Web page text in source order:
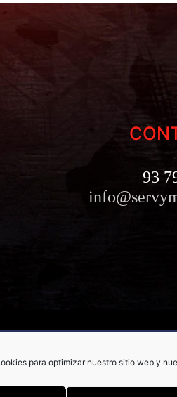
para optimizar nuestro sitio web y
93
DE
DE COOKIES